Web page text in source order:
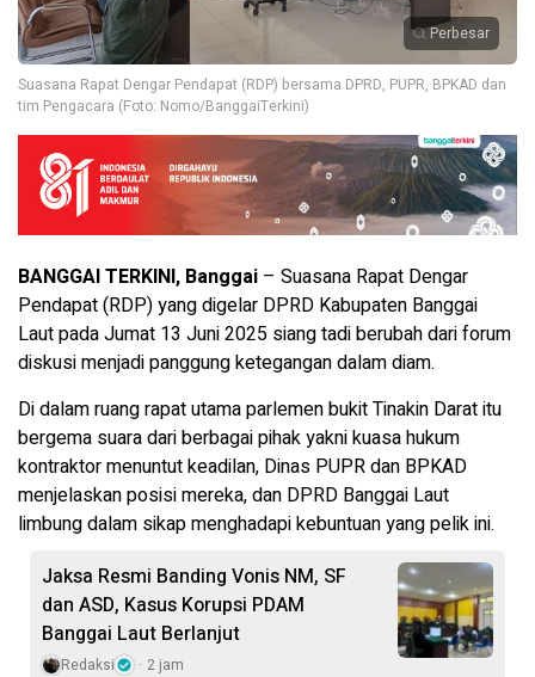
Perbesar
Suasana Rapat Dengar Pendapat (RDP) bersama DPRD, PUPR, BPKAD dan
tim Pengacara (Foto: Nomo/BanggaiTerkini)
BANGGAI TERKINI, Banggai – Suasana Rapat Dengar
Pendapat (RDP) yang digelar DPRD Kabupaten Banggai
Laut pada Jumat 13 Juni 2025 siang tadi berubah dari forum
diskusi menjadi panggung ketegangan dalam diam.
Di dalam ruang rapat utama parlemen bukit Tinakin Darat itu
bergema suara dari berbagai pihak yakni kuasa hukum
kontraktor menuntut keadilan, Dinas PUPR dan BPKAD
menjelaskan posisi mereka, dan DPRD Banggai Laut
limbung dalam sikap menghadapi kebuntuan yang pelik ini.
Jaksa Resmi Banding Vonis NM, SF
dan ASD, Kasus Korupsi PDAM
Banggai Laut Berlanjut
Redaksi 2 jam